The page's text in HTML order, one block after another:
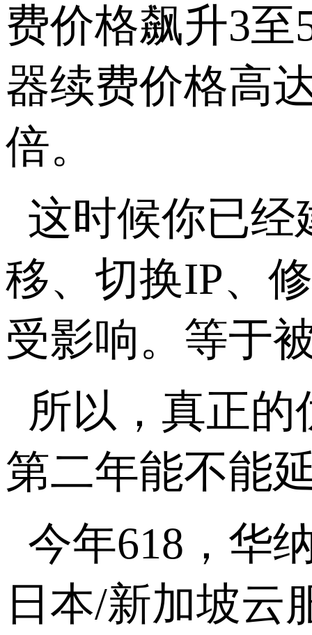
费价格飙升3至
器续费价格高
倍。
这时候你已经
移、切换IP、
受影响。等于
所以，真正
第二年能不能
今年618 ，华
日本/新加坡云